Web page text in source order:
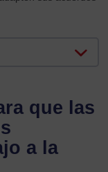
que las
a la